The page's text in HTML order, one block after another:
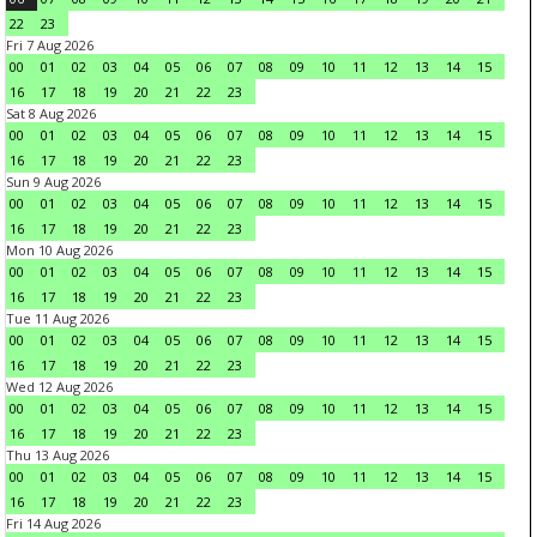
22
23
Fri 7 Aug 2026
00
01 02 03 04 05 06 07 08 09 10 11 12 13 14
15
16
17 18 19 20 21 22
23
Sat 8 Aug 2026
00
01 02 03 04 05 06 07 08 09 10 11 12 13 14
15
16
17 18 19 20 21 22
23
Sun 9 Aug 2026
00
01 02 03 04 05 06 07 08 09 10 11 12 13 14
15
16
17 18 19 20 21 22
23
Mon 10 Aug 2026
00
01 02 03 04 05 06 07 08 09 10 11 12 13 14
15
16
17 18 19 20 21 22
23
Tue 11 Aug 2026
00
01 02 03 04 05 06 07 08 09 10 11 12 13 14
15
16
17 18 19 20 21 22
23
Wed 12 Aug 2026
00
01 02 03 04 05 06 07 08 09 10 11 12 13 14
15
16
17 18 19 20 21 22
23
Thu 13 Aug 2026
00
01 02 03 04 05 06 07 08 09 10 11 12 13 14
15
16
17 18 19 20 21 22
23
Fri 14 Aug 2026